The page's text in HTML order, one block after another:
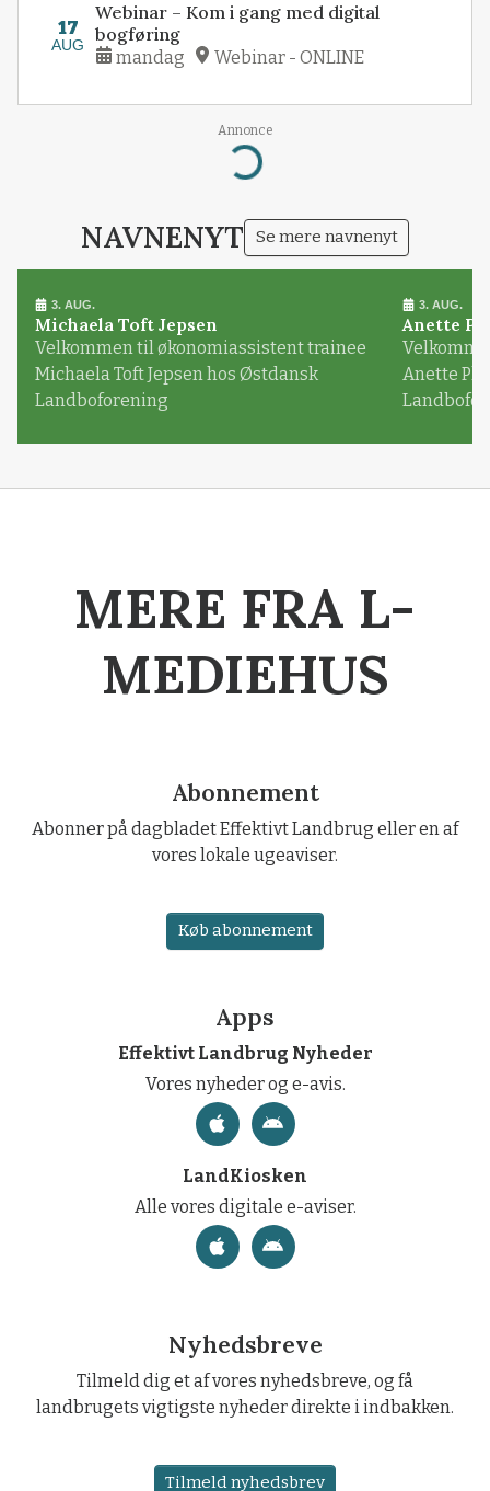
17
AUG
Webinar – Kom i gang med digital
bogføring
mandag Webinar - ONLINE
Annonce
Loading...
NAVNENYT Se mere navnenyt
3. AUG.
Michaela Toft Jepsen
Velkommen til økonomiassistent trainee
Michaela Toft Jepsen hos Østdansk
Landboforening
3. AUG.
Anette
Anette
MERE FRA L-
MEDIEHUS
Abonnement
Abonner på dagbladet Effektivt Landbrug eller en af
vores lokale ugeaviser.
Køb abonnement
Apps
Effektivt Landbrug Nyheder
Vores nyheder og e-avis.
LandKiosken
Alle vores digitale e-aviser.
Nyhedsbreve
Tilmeld dig et af vores nyhedsbreve, og få
landbrugets vigtigste nyheder direkte i indbakken.
Tilmeld nyhedsbrev